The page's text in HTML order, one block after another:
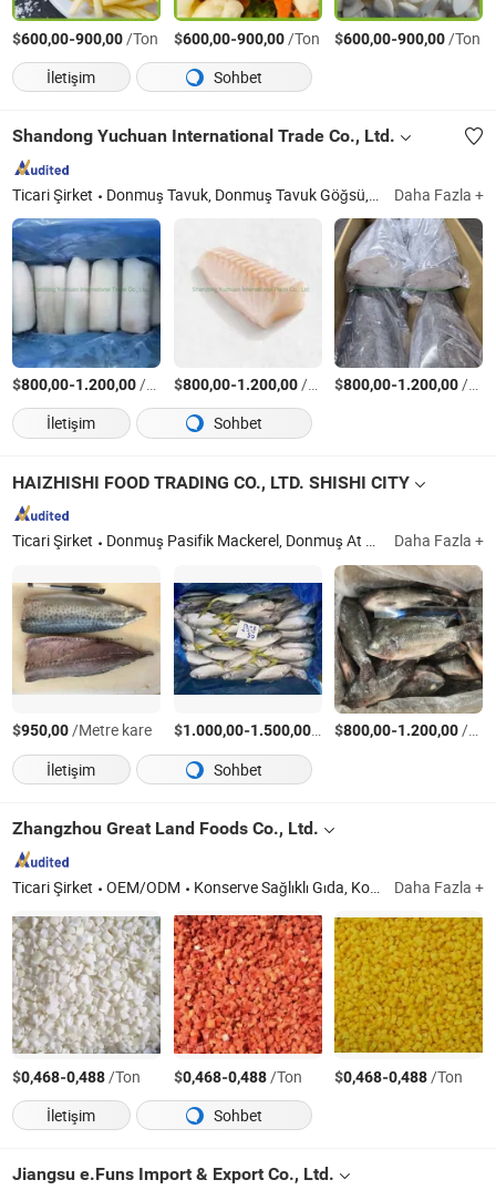
$600,00-900,00/Ton $600,00-900,00/Ton $600,00-900,00/Ton
İletişim
Sohbet
Shandong Yuchuan International Trade Co., Ltd.
Ticari Şirket Donmuş Tavuk, Donmuş Tavuk Göğsü, Donmuş Tavuk Butu, Donmuş Bütün Tavuk, Donmuş Tavuk Kemikli Fileto, Donmuş Ördek, Donmuş Patates Kızartması, Konserve Domates Salçası, Donmuş Meyve ve Sebze, Konserve Ürünler Daha Fazla +
$800,00-1.200,00/Ton $800,00-1.200,00/Ton $800,00-1.200,00/Ton
İletişim
Sohbet
HAIZHISHI FOOD TRADING CO., LTD. SHISHI CITY
Ticari Şirket Donmuş Pasifik Mackerel, Donmuş At Mackerel, Donmuş Kalamar, Donmuş Sardalya, Donmuş Tilapia, Donmuş Bonito, Donmuş Kedi Balığı, Donmuş Pasifik Kalamar, Donmuş Siyah Kalamar, Donmuş Illex Kalamar Daha Fazla +
$950,00/Metre kare $1.000,00-1.500,00/Ton
$800,00-1.200,00/Ton
İletişim
Sohbet
Zhangzhou Great Land Foods Co., Ltd.
Ticari Şirket OEM/ODM Konserve Sağlıklı Gıda, Konserve Mantar, Konserve Meyve, Konserve Sebzeler, Konserve Fasulye, Konserve Sardalya ve Mezgit Balığı, Konserve Litchi Meyveleri, Konserve Taze Sarı Şeftali Meyvesi, Sağlıklı Gıda, Konserve Gıdalar Daha Fazla +
$0,468-0,488/Ton $0,468-0,488/Ton $0,468-0,488/Ton
İletişim
Sohbet
Jiangsu e.Funs Import & Export Co., Ltd.